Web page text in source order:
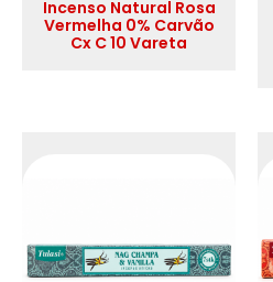
Incenso Natural Rosa
Vermelha 0% Carvão
Cx C 10 Vareta